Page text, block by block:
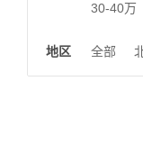
30-40万
地区 全部